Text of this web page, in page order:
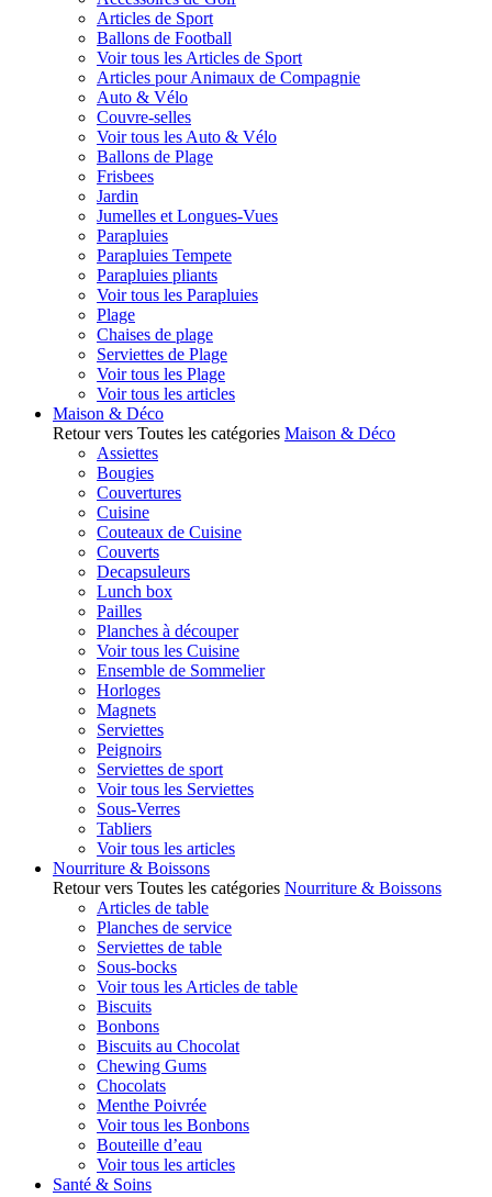
Articles de Sport
Ballons de Football
Voir tous les Articles de Sport
Articles pour Animaux de Compagnie
Auto & Vélo
Couvre-selles
Voir tous les Auto & Vélo
Ballons de Plage
Frisbees
Jardin
Jumelles et Longues-Vues
Parapluies
Parapluies Tempete
Parapluies pliants
Voir tous les Parapluies
Plage
Chaises de plage
Serviettes de Plage
Voir tous les Plage
Voir tous les articles
Maison & Déco
Retour vers Toutes les catégories Maison & Déco
Assiettes
Bougies
Couvertures
Cuisine
Couteaux de Cuisine
Couverts
Decapsuleurs
Lunch box
Pailles
Planches à découper
Voir tous les Cuisine
Ensemble de Sommelier
Horloges
Magnets
Serviettes
Peignoirs
Serviettes de sport
Voir tous les Serviettes
Sous-Verres
Tabliers
Voir tous les articles
Nourriture & Boissons
Retour vers Toutes les catégories Nourriture & Boissons
Articles de table
Planches de service
Serviettes de table
Sous-bocks
Voir tous les Articles de table
Biscuits
Bonbons
Biscuits au Chocolat
Chewing Gums
Chocolats
Menthe Poivrée
Voir tous les Bonbons
Bouteille d’eau
Voir tous les articles
Santé & Soins